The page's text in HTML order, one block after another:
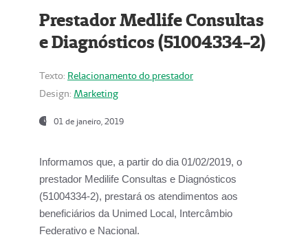
Prestador Medlife Consultas
e Diagnósticos (51004334-2)
Texto: Relacionamento do prestador
Design: Marketing
01 de janeiro, 2019
Informamos que, a partir do dia 01/02/2019, o
prestador Medilife Consultas e Diagnósticos
(51004334-2), prestará os atendimentos aos
beneficiários da Unimed Local, Intercâmbio
Federativo e Nacional.